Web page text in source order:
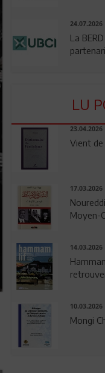
24.07.2026
La
LU
23.04.2026
Vient de
17.03.2026
Moyen-
14.03.2026
10.03.2026
Mongi